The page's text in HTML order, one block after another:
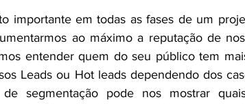
importante em todas as fases de um
ao máximo a reputação de
entender quem do seu público tem
Leads ou Hot leads dependendo dos
segmentação pode nos mostrar